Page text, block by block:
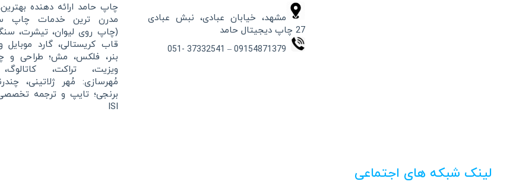
مشهد، خیابان عبادی، نبش عبادی
27 چاپ دیجیتال حامد
چاپ حامد ارائه دهنده
مدرن ترین خدمات چاپ
(چاپ روی لیوان، تیشرت،
قاب کریستالی، گارد
بنر، فلکس، مش؛ طراحی و
ویزیت، تراکت،
مُهرسازی: مُهر ژلاتینی،
برنجی؛ تایپ و ترجمه
ISI
لینک شبکه های اجتماعی